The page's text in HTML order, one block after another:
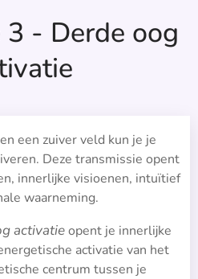
3 - Derde oog
een zuiver veld kun je je
Deze transmissie opent
innerlijke visioenen, intuïtief
waarneming.
activatieopent je innerlijke
activatie van het
centrum tussen je